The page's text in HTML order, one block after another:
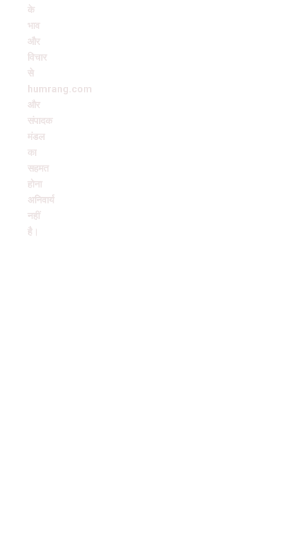
के
भाव
और
विचार
से
humrang.com
और
संपादक
मंडल
का
सहमत
होना
अनिवार्य
नहीं
है।